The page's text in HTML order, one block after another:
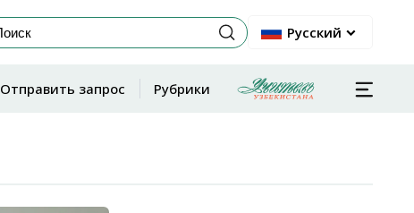
Русский
Отправить запрос Рубрики